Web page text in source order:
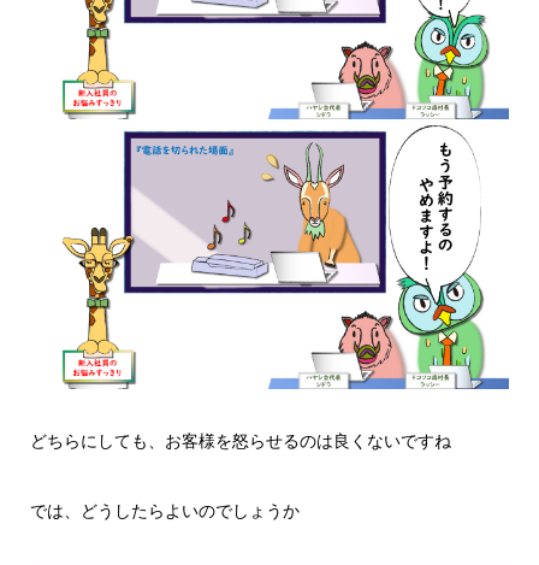
どちらにしても、お客様を怒らせるのは良くないですね
では、どうしたらよいのでしょうか